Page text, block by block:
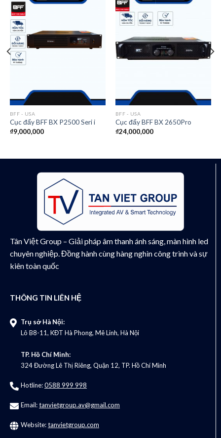
BFF - USA
Cục đẩy BFF BX P2500 Seri i
₫9,000,000
BFF - USA
Cục đẩy BFF BX 2650Pro
₫24,000,000
Tân Việt Group – Giải pháp âm thanh ánh sáng, màn hình led
chuyên nghiệp. Đồng hành cùng hàng nghìn công trình và sự
kiên toàn quốc
THÔNG TIN LIÊN HỆ
Trụ sở Hà Nội:
Lô B8-11, KĐT Hà Phong, Mê Linh, Hà Nội
TP. Hồ Chí Minh:
324 Đường Lê Thị Riêng, Quận 12, TP. Hồ Chí Minh
Hotline:0588 999 998
Email:tanvietgroup.av@gmail.com
Website:tanvietgroup.com